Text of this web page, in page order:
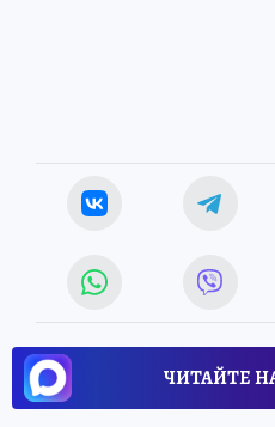
ЧИТАЙТЕ